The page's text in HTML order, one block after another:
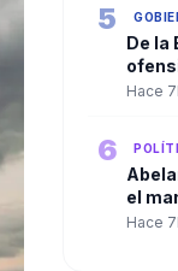
5
De la
Hace
6
el
Hace